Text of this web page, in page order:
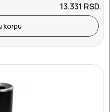
13.331 RSD.
korpu